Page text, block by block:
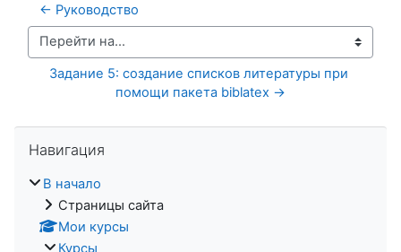
← Руководство
Перейти на...
Задание 5: создание списков литературы при
помощи пакета biblatex →
Навигация
В начало
Страницы сайта
Мои курсы
Курсы